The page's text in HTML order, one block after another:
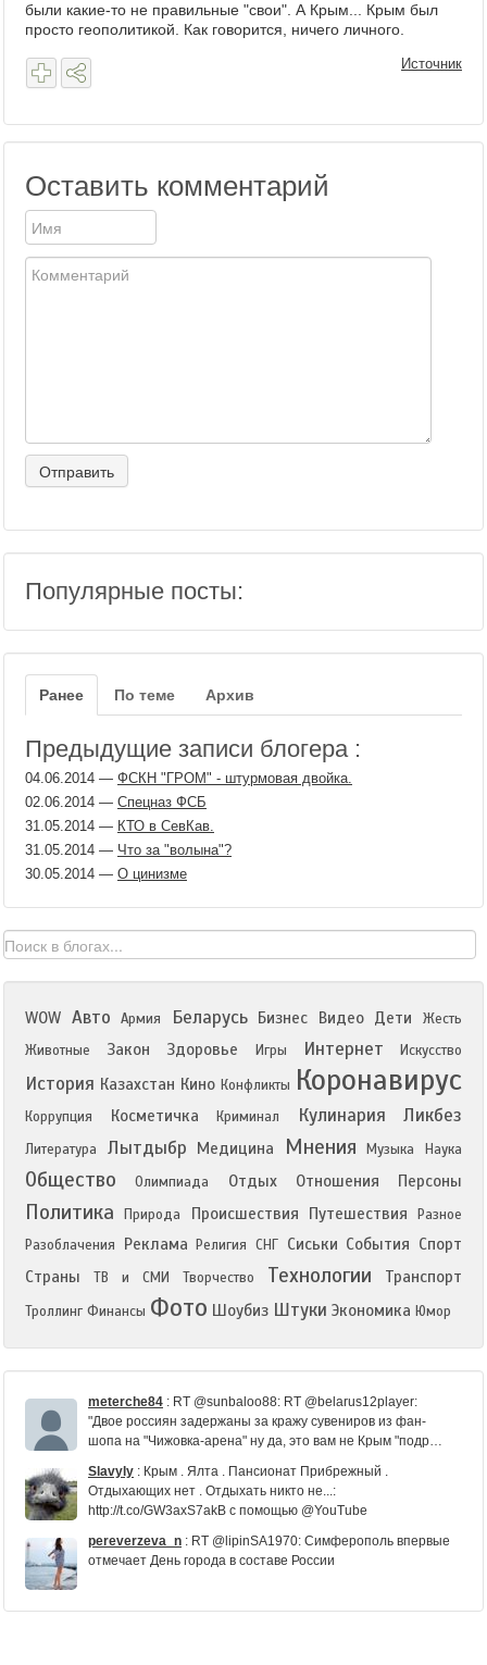
были какие-то не правильные "свои". А Крым... Крым был
просто геополитикой. Как говорится, ничего личного.
Источник
Оставить комментарий
Популярные посты:
Ранее По теме Архив
Предыдущие записи блогера :
04.06.2014 — ФСКН "ГРОМ" - штурмовая двойка.
02.06.2014 — Спецназ ФСБ
31.05.2014 — КТО в СевКав.
31.05.2014 — Что за "волына"?
30.05.2014 — О цинизме
WOW Авто Армия Беларусь Бизнес Видео Дети
Жесть
Животные
Закон Здоровье Игры Интернет Искусство
История Казахстан Кино Конфликты Коронавирус
Коррупция Косметичка Криминал Кулинария Ликбез
Литература Лытдыбр Медицина Мнения Музыка Наука
Общество Олимпиада Отдых Отношения Персоны
Политика Природа Происшествия Путешествия
Разное
Разоблачения
Реклама Религия СНГ Сиськи События Спорт
Страны
ТВ и СМИ Творчество Технологии Транспорт
Троллинг Финансы Фото Шоубиз Штуки Экономика Юмор
meterche84 : RT @sunbaloo88: RT @belarus12player:
"Двое россиян задержаны за кражу сувениров из фан-
шопа на "Чижовка-арена" ну да, это вам не Крым "подр…
Slavyly : Крым . Ялта . Пансионат Прибрежный .
Отдыхающих нет . Отдыхать никто не...:
http://t.co/GW3axS7akB с помощью @YouTube
pereverzeva_n : RT @lipinSA1970: Симферополь впервые